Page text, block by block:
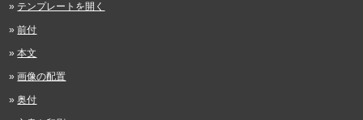
テンプレートを開く
前付
本文
画像の配置
奥付